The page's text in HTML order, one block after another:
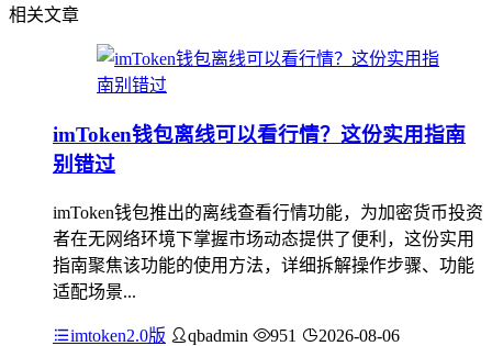
相关文章
imToken钱包离线可以看行情？这份实用指南
别错过
imToken钱包推出的离线查看行情功能，为加密货币投资
者在无网络环境下掌握市场动态提供了便利，这份实用
指南聚焦该功能的使用方法，详细拆解操作步骤、功能
适配场景...
imtoken2.0版 qbadmin 951 2026-08-06